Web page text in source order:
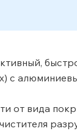
с
от вида